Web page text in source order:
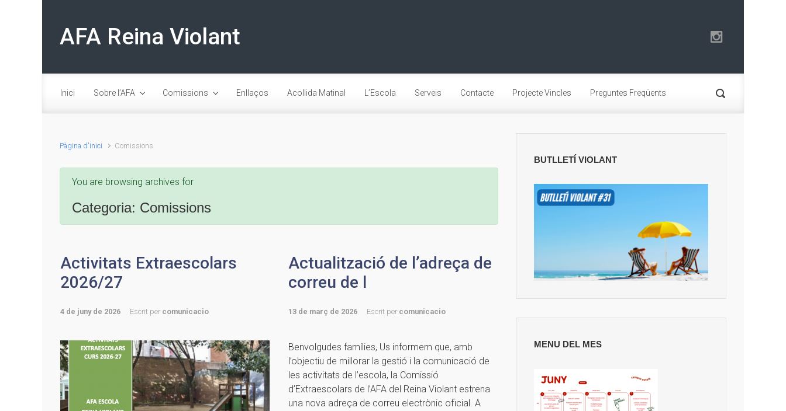
AFA Reina Violant
Inici Sobre l’AFA Comissions Enllaços Acollida Matinal L’Escola Serveis Contacte Projecte Vincles Preguntes Freqüents
Pàgina d'inici Comissions
You are browsing archives for
Categoria: Comissions
Activitats Extraescolars
2026/27
4 de juny de 2026 Escrit per comunicacio
Actualització de l’adreça de
correu de l
13 de març de 2026 Escrit per comunicacio
Benvolgudes famílies, Us informem que, amb
l’objectiu de millorar la gestió i la comunicació de
les activitats de l’escola, la Comissió
d’Extraescolars de l’AFA del Reina Violant estrena
una nova adreça de correu electrònic oficial. A
BUTLLETÍ VIOLANT
MENU DEL MES